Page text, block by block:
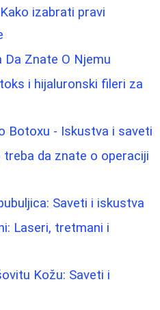
izabrati pravi
Da Znate O Njemu
i hijaluronski fileri za
Botoxu - Iskustva i saveti
da znate o operaciji
Saveti i iskustva
Laseri, tretmani i
Kožu: Saveti i